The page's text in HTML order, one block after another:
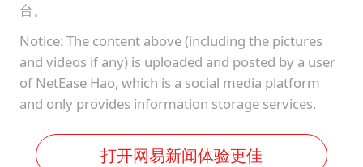
台。
Notice: The content above (including the pictures
and videos if any) is uploaded and posted by a user
of NetEase Hao, which is a social media platform
and only provides information storage services.
打开网易新闻体验更佳